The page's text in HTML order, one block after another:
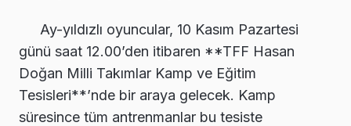
Ay-yıldızlı oyuncular, 10 Kasım Pazartesi
günü saat 12.00’den itibaren **TFF Hasan
Doğan Milli Takımlar Kamp ve Eğitim
Tesisleri**’nde bir araya gelecek. Kamp
süresince tüm antrenmanlar bu tesiste